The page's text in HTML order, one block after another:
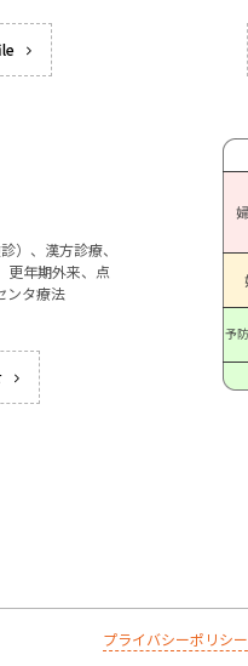
）、漢方診療、
更年期外来、点
ンタ療法
プライバシーポリシー